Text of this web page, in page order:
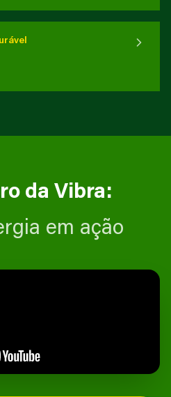
da Vibra:
em ação